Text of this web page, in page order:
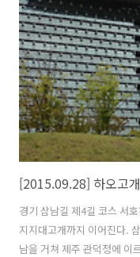
서 잠시 휴식을 취했다. 수
안양천에 진입할 수 있다.
있는 편의점이라 자전거 라
이더들의 만..
[2015.09.28] 하오고개
경기 삼남길 제4길 코스 서
지지대고개까지 이어진다.
남을 거쳐 제주 관덕정에 이